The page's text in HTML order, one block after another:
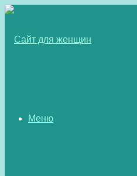
Меню